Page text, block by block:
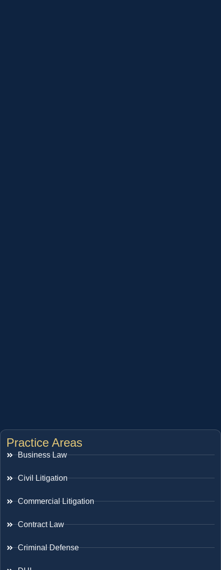
Practice Areas
Business Law
Civil Litigation
Commercial Litigation
Contract Law
Criminal Defense